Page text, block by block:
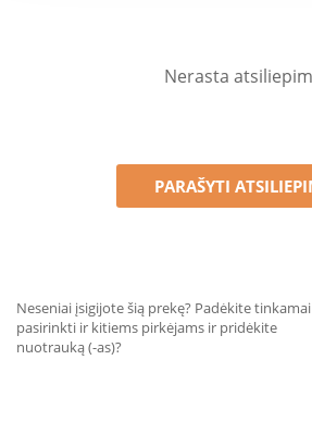
Nerasta
PARAŠYTI
Neseniai įsigijote šią prekę? Padėkite tinkamai
pasirinkti ir kitiems pirkėjams ir pridėkite
nuotrauką (-as)?